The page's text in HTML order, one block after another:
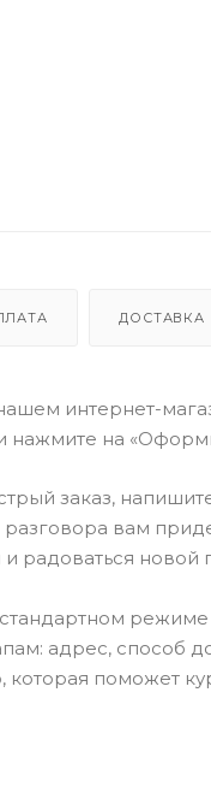
ДОСТАВКА
интернет-
на
заказ,
разговора вам
радоваться новой
адрес, способ
поможет